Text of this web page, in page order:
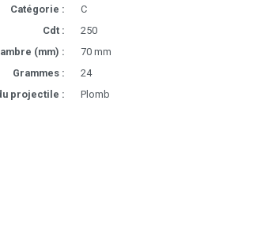
Catégorie :
C
Cdt :
250
(mm) :
70 mm
Grammes :
24
projectile :
Plomb